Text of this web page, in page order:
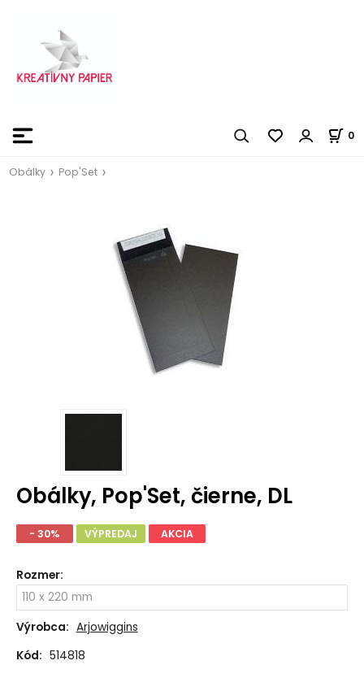
0
Obálky Pop'Set
Obálky, Pop'Set, čierne, DL
- 30% VÝPREDAJ AKCIA
Rozmer:
Výrobca: Arjowiggins
Kód: 514818